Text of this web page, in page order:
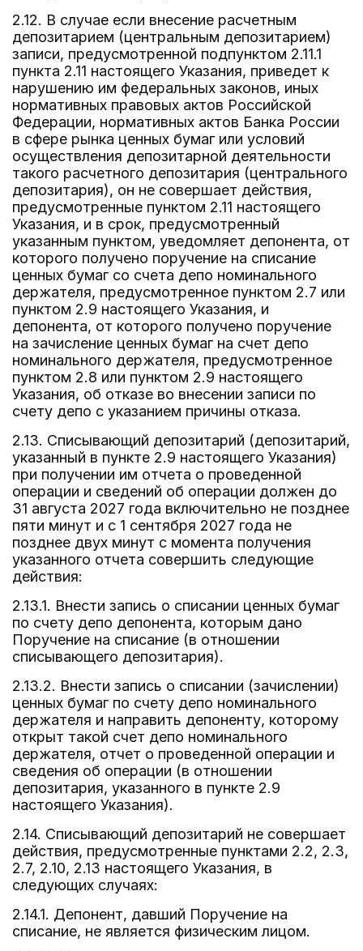
2.12. В случае если внесение расчетным
депозитарием (центральным депозитарием)
записи, предусмотренной подпунктом 2.11.1
пункта 2.11 настоящего Указания, приведет к
нарушению им федеральных законов, иных
нормативных правовых актов Российской
Федерации, нормативных актов Банка России
в сфере рынка ценных бумаг или условий
осуществления депозитарной деятельности
такого расчетного депозитария (центрального
депозитария), он не совершает действия,
предусмотренные пунктом 2.11 настоящего
Указания, и в срок, предусмотренный
указанным пунктом, уведомляет депонента, от
которого получено поручение на списание
ценных бумаг со счета депо номинального
держателя, предусмотренное пунктом 2.7 или
пунктом 2.9 настоящего Указания, и
депонента, от которого получено поручение
на зачисление ценных бумаг на счет депо
номинального держателя, предусмотренное
пунктом 2.8 или пунктом 2.9 настоящего
Указания, об отказе во внесении записи по
счету депо с указанием причины отказа.
2.13. Списывающий депозитарий (депозитарий,
указанный в пункте 2.9 настоящего Указания)
при получении им отчета о проведенной
операции и сведений об операции должен до
31 августа 2027 года включительно не позднее
пяти минут и с 1 сентября 2027 года не
позднее двух минут с момента получения
указанного отчета совершить следующие
действия:
2.13.1. Внести запись о списании ценных бумаг
по счету депо депонента, которым дано
Поручение на списание (в отношении
списывающего депозитария).
2.13.2. Внести запись о списании (зачислении)
ценных бумаг по счету депо номинального
держателя и направить депоненту, которому
открыт такой счет депо номинального
держателя, отчет о проведенной операции и
сведения об операции (в отношении
депозитария, указанного в пункте 2.9
настоящего Указания).
2.14. Списывающий депозитарий не совершает
действия, предусмотренные пунктами 2.2, 2.3,
2.7, 2.10, 2.13 настоящего Указания, в
следующих случаях:
2.14.1. Депонент, давший Поручение на
списание, не является физическим лицом.